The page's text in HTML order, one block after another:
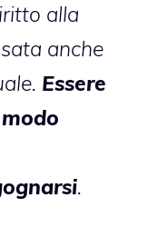
alla
anche
Essere
.